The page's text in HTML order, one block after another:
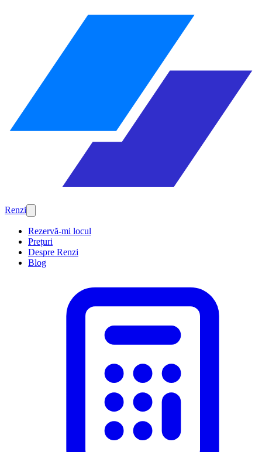
Renzi
Rezervă-mi locul
Prețuri
Despre Renzi
Blog